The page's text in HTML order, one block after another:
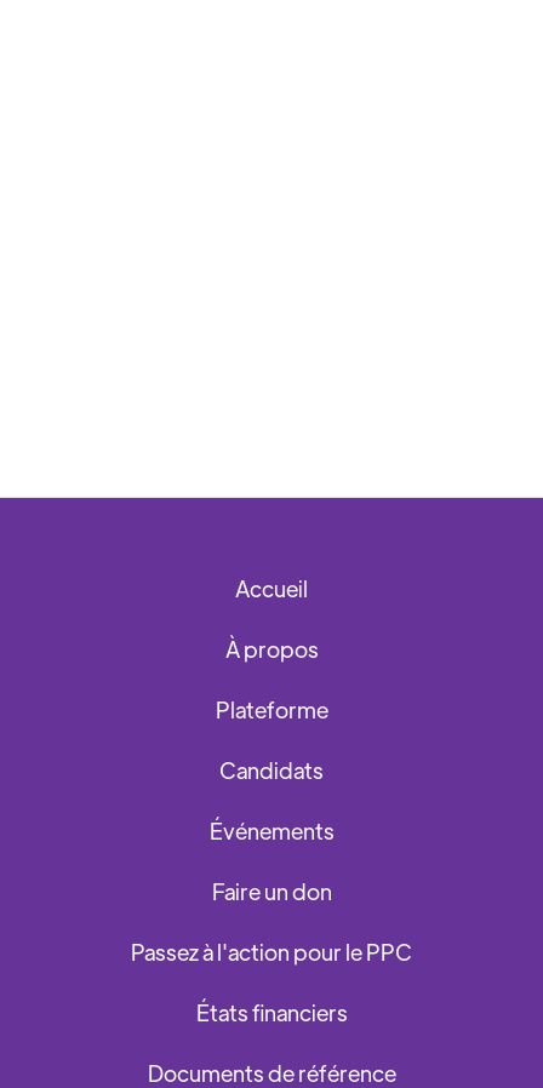
Accueil
À propos
Plateforme
Candidats
Événements
Faire un don
Passez à l'action pour le PPC
États financiers
Documents de référence